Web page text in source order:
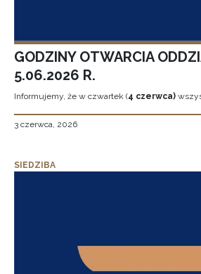
GODZINY OTWARCIA
5.06.2026 R.
Informujemy, że w czwartek (4 czerwca)
3 czerwca, 2026
SIEDZIBA